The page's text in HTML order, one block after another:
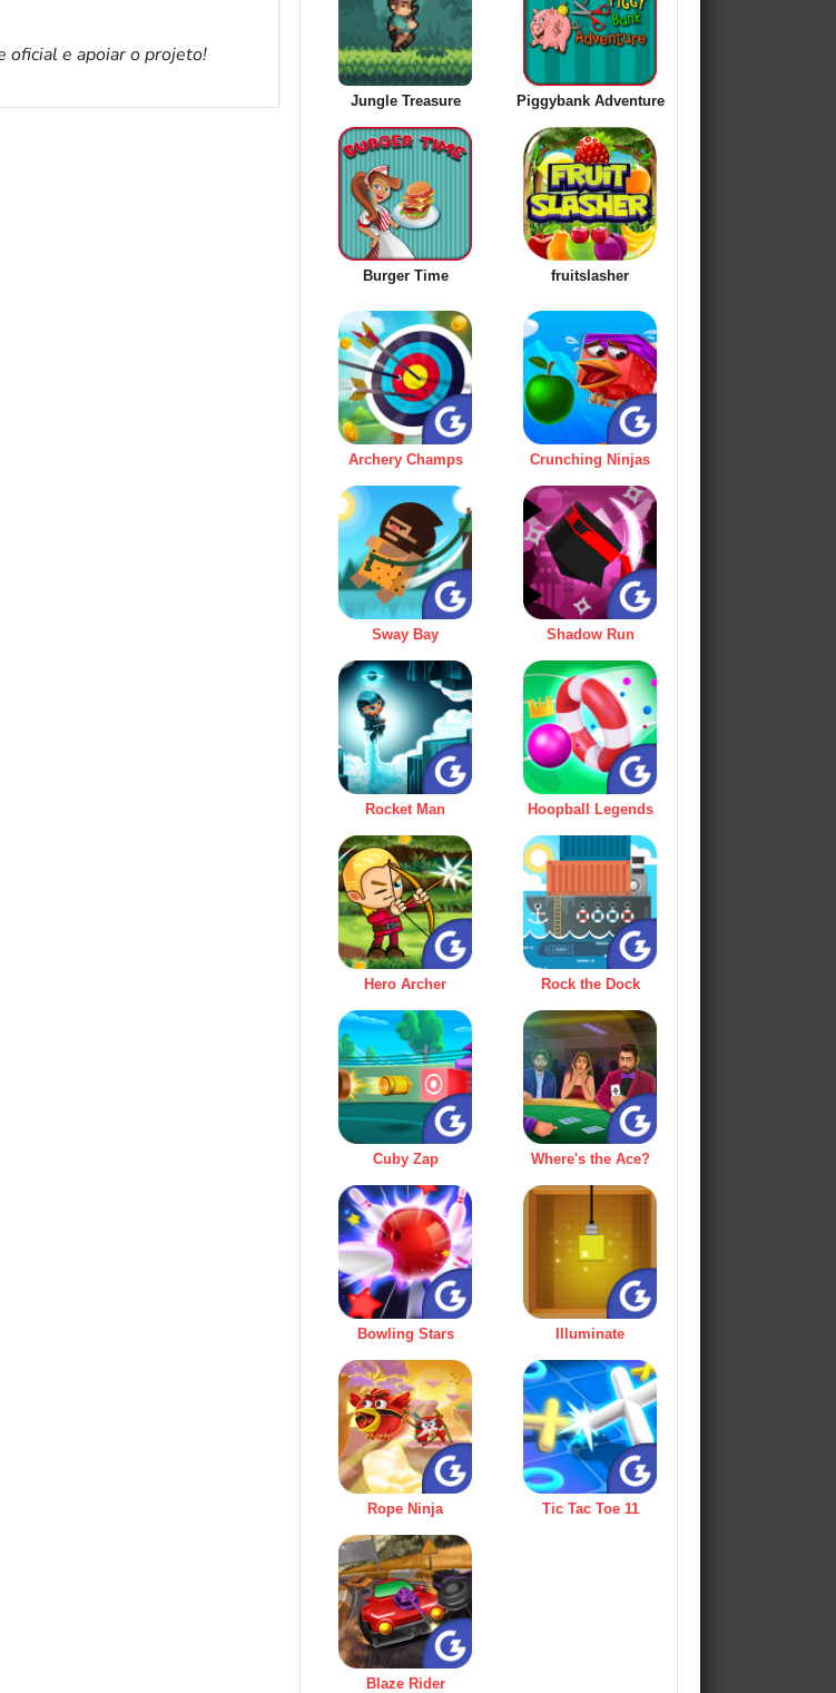
oficial e apoiar o projeto!
Jungle Treasure Piggybank Adventure
Burger Time fruitslasher
Archery Champs Crunching Ninjas
Sway Bay Shadow Run
Rocket Man Hoopball Legends
Hero Archer Rock the Dock
Cuby Zap Where's the Ace?
Bowling Stars Illuminate
Rope Ninja Tic Tac Toe 11
Blaze Rider